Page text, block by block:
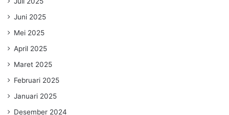
Juni 2025
Mei 2025
April 2025
Maret 2025
Februari 2025
Januari 2025
Desember 2024